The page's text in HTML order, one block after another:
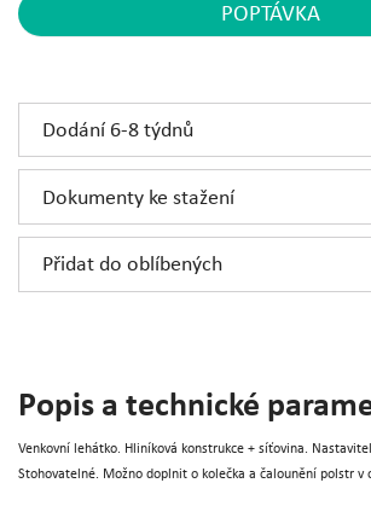
POPTÁVKA
Přidat do oblíbených
Dokumenty ke stažení
Dodání 6-8 týdnů
Popis a technické
Venkovní lehátko. Hliníková konstrukce + síťovina.
Stohovatelné. Možno doplnit o kolečka a čalounění polstr v